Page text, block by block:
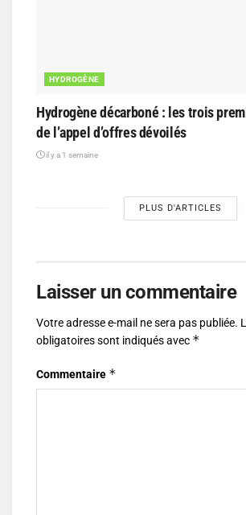
HYDROGÈNE
Hydrogène décarboné : les trois
de l’appel d’offres dévoilés
il y a 1 semaine
PLUS D'ARTICLES
Laisser un commentaire
Votre adresse e-mail ne sera pas publiée.
obligatoires sont indiqués avec *
Commentaire *